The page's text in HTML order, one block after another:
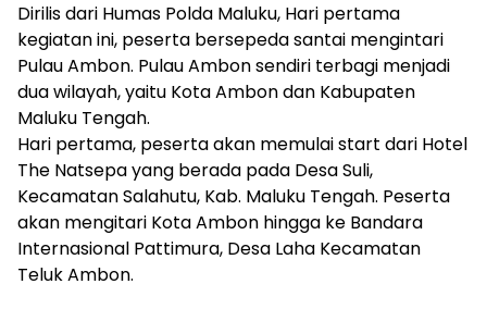
Dirilis dari Humas Polda Maluku, Hari pertama
kegiatan ini, peserta bersepeda santai mengintari
Pulau Ambon. Pulau Ambon sendiri terbagi menjadi
dua wilayah, yaitu Kota Ambon dan Kabupaten
Maluku Tengah.
Hari pertama, peserta akan memulai start dari Hotel
The Natsepa yang berada pada Desa Suli,
Kecamatan Salahutu, Kab. Maluku Tengah. Peserta
akan mengitari Kota Ambon hingga ke Bandara
Internasional Pattimura, Desa Laha Kecamatan
Teluk Ambon.